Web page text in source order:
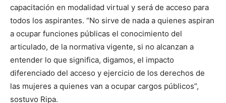
capacitación en modalidad virtual y será de acceso para
todos los aspirantes. “No sirve de nada a quienes aspiran
a ocupar funciones públicas el conocimiento del
articulado, de la normativa vigente, si no alcanzan a
entender lo que significa, digamos, el impacto
diferenciado del acceso y ejercicio de los derechos de
las mujeres a quienes van a ocupar cargos públicos”,
sostuvo Ripa.